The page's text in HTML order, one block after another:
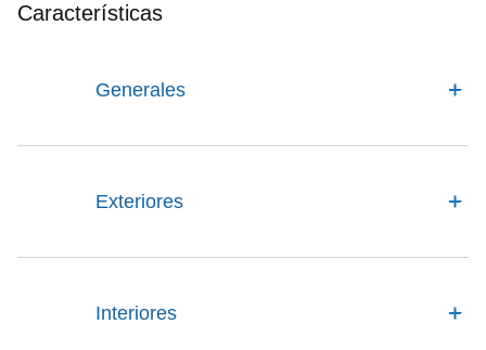
Características
Generales
Exteriores
Interiores